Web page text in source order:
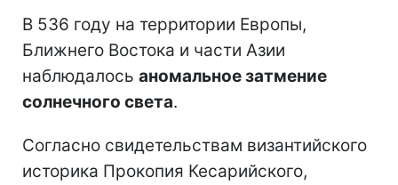
В 536 году на территории Европы,
Ближнего Востока и части Азии
наблюдалось аномальное затмение
солнечного света.
Согласно свидетельствам византийского
историка Прокопия Кесарийского,